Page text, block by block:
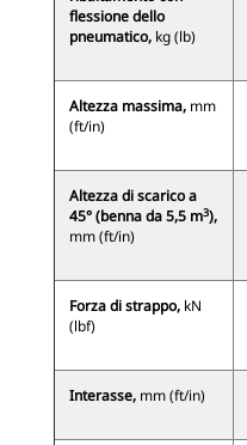
flessione dello
pneumatico, kg (lb)
Altezza massima, mm
(ft/in)
Altezza di scarico a
45° (benna da 5,5 m3),
mm (ft/in)
Forza di strappo, kN
(lbf)
Interasse, mm (ft/in)